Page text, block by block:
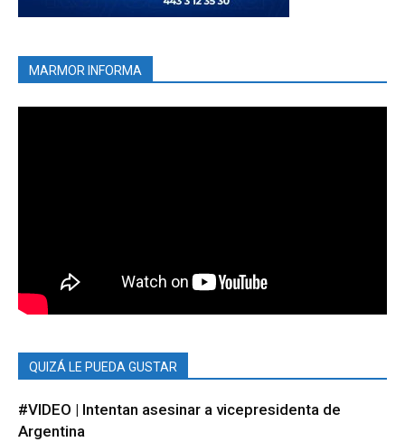
MARMOR INFORMA
QUIZÁ LE PUEDA GUSTAR
#VIDEO | Intentan asesinar a vicepresidenta de
Argentina